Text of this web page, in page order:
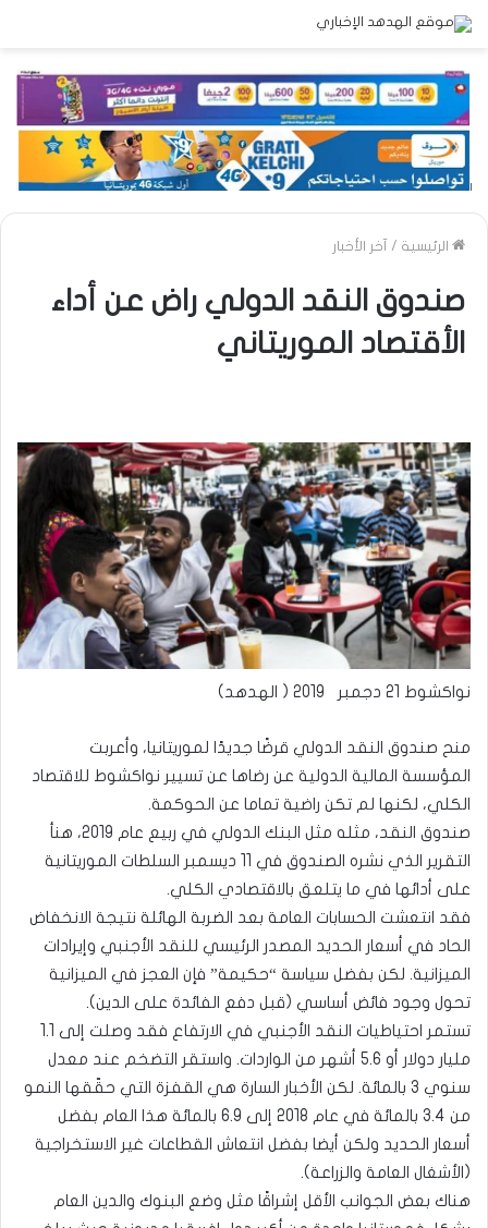
الرئيسية / آخر الأخبار
صندوق النقد الدولي راض عن أداء
الأقتصاد الموريتاني
نواكشوط 21 دجمبر 2019 ( الهدهد)
منح صندوق النقد الدولي قرضًا جديدًا لموريتانيا، وأعربت
المؤسسة المالية الدولية عن رضاها عن تسيير نواكشوط للاقتصاد
الكلي، لكنها لم تكن راضية تماما عن الحوكمة.
صندوق النقد، مثله مثل البنك الدولي في ربيع عام 2019، هنأ
التقرير الذي نشره الصندوق في 11 ديسمبر السلطات الموريتانية
على أدائها في ما يتلعق بالاقتصادي الكلي.
فقد انتعشت الحسابات العامة بعد الضربة الهائلة نتيجة الانخفاض
الحاد في أسعار الحديد المصدر الرئيسي للنقد الأجنبي وإيرادات
الميزانية. لكن بفضل سياسة “حكيمة” فإن العجز في الميزانية
تحول وجود فائض أساسي (قبل دفع الفائدة على الدين).
تستمر احتياطيات النقد الأجنبي في الارتفاع فقد وصلت إلى 1.1
مليار دولار أو 5.6 أشهر من الواردات. واستقر التضخم عند معدل
سنوي 3 بالمائة. لكن الأخبار السارة هي القفزة التي حقّقها النمو
من 3.4 بالمائة في عام 2018 إلى 6.9 بالمائة هذا العام بفضل
أسعار الحديد ولكن أيضا بفضل انتعاش القطاعات غير الاستخراجية
(الأشغال العامة والزراعة).
هناك بعض الجوانب الأقل إشراقًا مثل وضع البنوك والدين العام